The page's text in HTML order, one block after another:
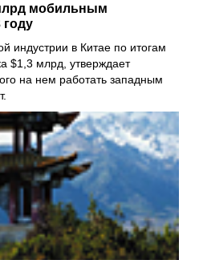
мобильным
году
индустрии в Китае по итогам
$1,3 млрд, утверждает
на нем работать западным